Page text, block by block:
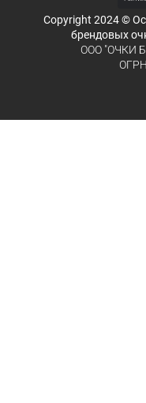
Copyright 2024 ©
брендовых
ООО "ОЧКИ